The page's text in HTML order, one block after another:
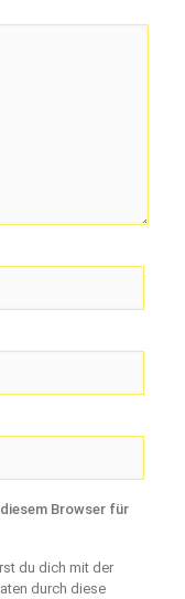
Browser für
du dich mit der
durch diese